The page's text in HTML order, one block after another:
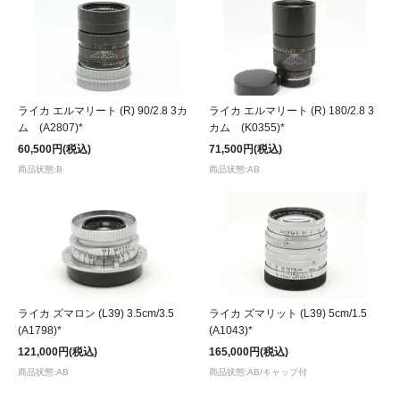
ライカ エルマリート (R) 90/2.8 3カ
ム (A2807)*
60,500円(税込)
商品状態:B
ライカ エルマリート (R) 180/2.8 3
カム (K0355)*
71,500円(税込)
商品状態:AB
ライカ ズマロン (L39) 3.5cm/3.5
(A1798)*
121,000円(税込)
商品状態:AB
ライカ ズマリット (L39) 5cm/1.5
(A1043)*
165,000円(税込)
商品状態:AB/キャップ付